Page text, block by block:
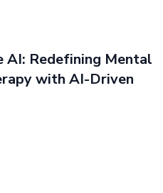
AI: Redefining Mental
with AI-Driven